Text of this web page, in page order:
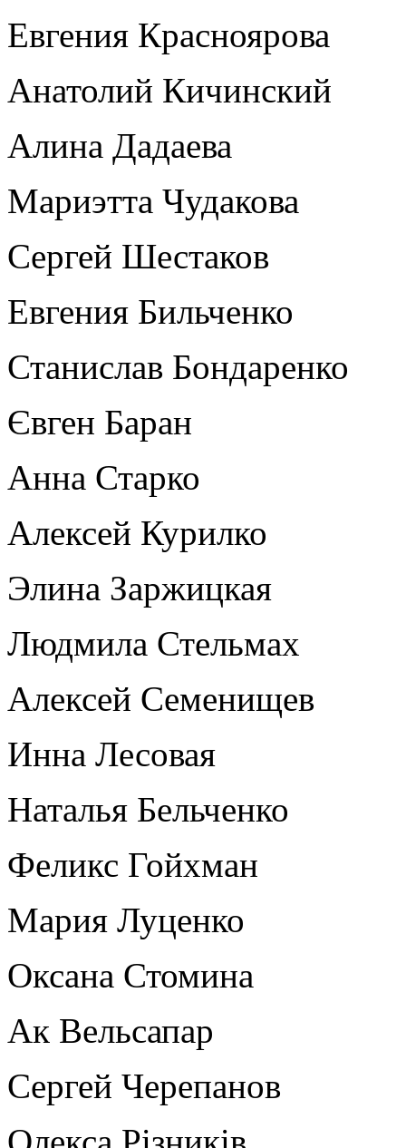
Евгения Красноярова
Анатолий Кичинский
Алина Дадаева
Мариэтта Чудакова
Сергей Шестаков
Евгения Бильченко
Станислав Бондаренко
Євген Баран
Анна Старко
Алексей Курилко
Элина Заржицкая
Людмила Стельмах
Алексей Семенищев
Инна Лесовая
Наталья Бельченко
Феликс Гойхман
Мария Луценко
Оксана Стомина
Ак Вельсапар
Сергей Черепанов